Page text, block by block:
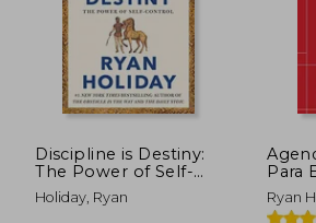
5%
dcto.
24,95 €
23,70 €
Discipline is Destiny:
The Power of Self-
Control (The Stoic
Virtue Series)
Holiday, Ryan
Para
Ryan